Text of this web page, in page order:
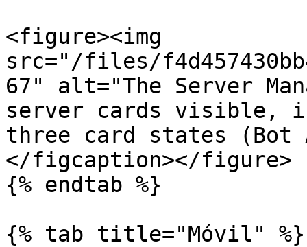
<figure><img
src="/files/
67" alt="The Server
server cards visible,
three card states (Bot
</figcaption></figure>
{% endtab %}
{% tab title="Móvil" %}